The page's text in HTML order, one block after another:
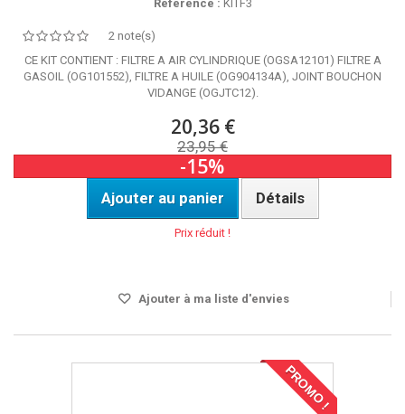
Référence : KITF3
2 note(s)
CE KIT CONTIENT : FILTRE A AIR CYLINDRIQUE (OGSA12101) FILTRE A
GASOIL (OG101552), FILTRE A HUILE (OG904134A), JOINT BOUCHON
VIDANGE (OGJTC12).
20,36 €
23,95 €
-15%
Ajouter au panier Détails
Prix réduit !
Ajouter à ma liste d'envies
PROMO !